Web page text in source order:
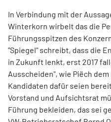
In Verbindung mit der
Winterkorn wirbelt das die
Führungsspitzen des
"Spiegel" schreibt, dass die
in Zukunft lenkt, erst 2017
Ausscheiden", wie Piëch dem
Kandidaten dafür seien
Vorstand und Aufsichtsrat
Führung bekleiden, das sei